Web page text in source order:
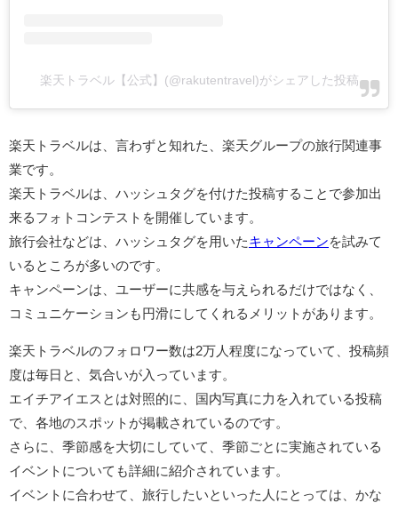
楽天トラベル【公式】(@rakutentravel)がシェアした投稿
楽天トラベルは、言わずと知れた、楽天グループの旅行関連事
業です。
楽天トラベルは、ハッシュタグを付けた投稿することで参加出
来るフォトコンテストを開催しています。
旅行会社などは、ハッシュタグを用いた キャンペーン を試みて
いるところが多いのです。
キャンペーンは、ユーザーに共感を与えられるだけではなく、
コミュニケーションも円滑にしてくれるメリットがあります。
楽天トラベルのフォロワー数は2万人程度になっていて、投稿頻
度は毎日と、気合いが入っています。
エイチアイエスとは対照的に、国内写真に力を入れている投稿
で、各地のスポットが掲載されているのです。
さらに、季節感を大切にしていて、季節ごとに実施されている
イベントについても詳細に紹介されています。
イベントに合わせて、旅行したいといった人にとっては、かな